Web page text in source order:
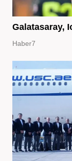
Galatasaray,
Haber7